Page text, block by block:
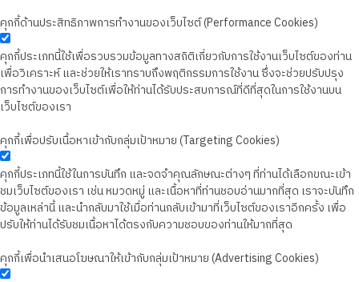
คุกกี้ด้านประสิทธิภาพการทำงานของเว็บไซต์ (Performance Cookies)
คุกกี้ประเภทนี้ใช้เพื่อรวบรวมข้อมูลทางสถิติเกี่ยวกับการใช้งานเว็บไซต์ของท่าน
เพื่อวิเคราะห์ และช่วยให้เราทราบถึงพฤติกรรมการใช้งาน ซึ่งจะช่วยปรับปรุง
การทำงานของเว็บไซต์เพื่อให้ท่านได้รับประสบการณ์ที่ดีที่สุดในการใช้งานบน
เว็บไซต์ของเรา
คุกกี้เพื่อปรับเนื้อหาเข้ากับกลุ่มเป้าหมาย (Targeting Cookies)
คุกกี้ประเภทนี้ใช้ในการบันทึก และจดจำคุณลักษณะต่างๆ ที่ท่านได้เลือกขณะเข้า
ชมเว็บไซต์ของเรา เช่น หมวดหมู่ และเนื้อหาที่ท่านชอบอ่านมากที่สุด เราจะบันทึก
ข้อมูลเหล่านี้ และนำกลับมาใช้เมื่อท่านกลับเข้ามาที่เว็บไซต์ของเราอีกครั้ง เพื่อ
ปรับให้ท่านได้รับชมเนื้อหาได้ตรงกับความชอบของท่านให้มากที่สุด
คุกกี้เพื่อนำเสนอโฆษณาให้เข้ากับกลุ่มเป้าหมาย (Advertising Cookies)